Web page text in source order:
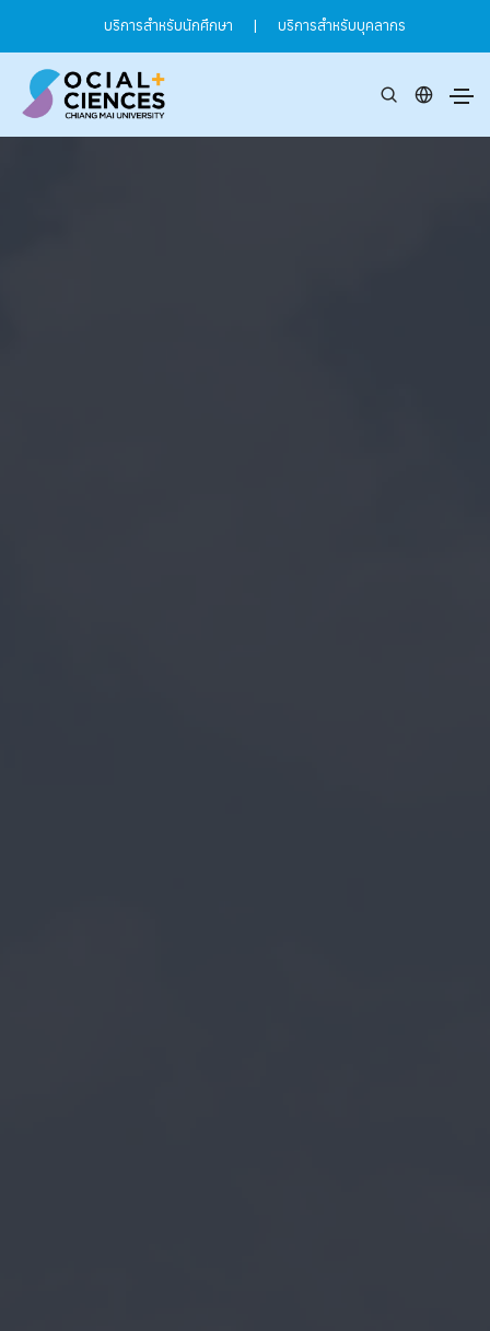
บริการสำหรับนักศึกษา | บริการสำหรับบุคลากร